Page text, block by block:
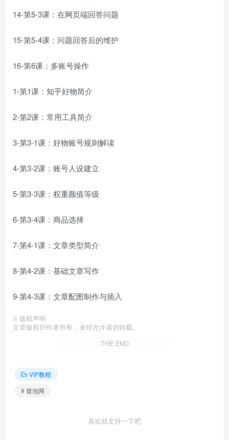
14-第5-3课：在网页端回答问题
15-第5-4课：问题回答后的维护
16-第6课：多账号操作
1-第1课：知乎好物简介
2-第2课：常用工具简介
3-第3-1课：好物账号规则解读
4-第3-2课：账号人设建立
5-第3-3课：权重颜值等级
6-第3-4课：商品选择
7-第4-1课：文章类型简介
8-第4-2课：基础文章写作
9-第4-3课：文章配图制作与插入
© 版权声明
文章版权归作者所有，未经允许请勿转载。
THE END
VIP教程
# 冒泡网
喜欢就支持一下吧